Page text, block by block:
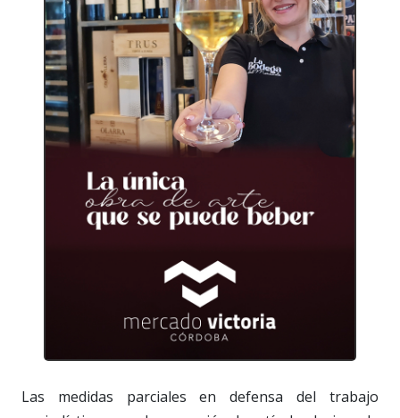
Las medidas parciales en defensa del trabajo